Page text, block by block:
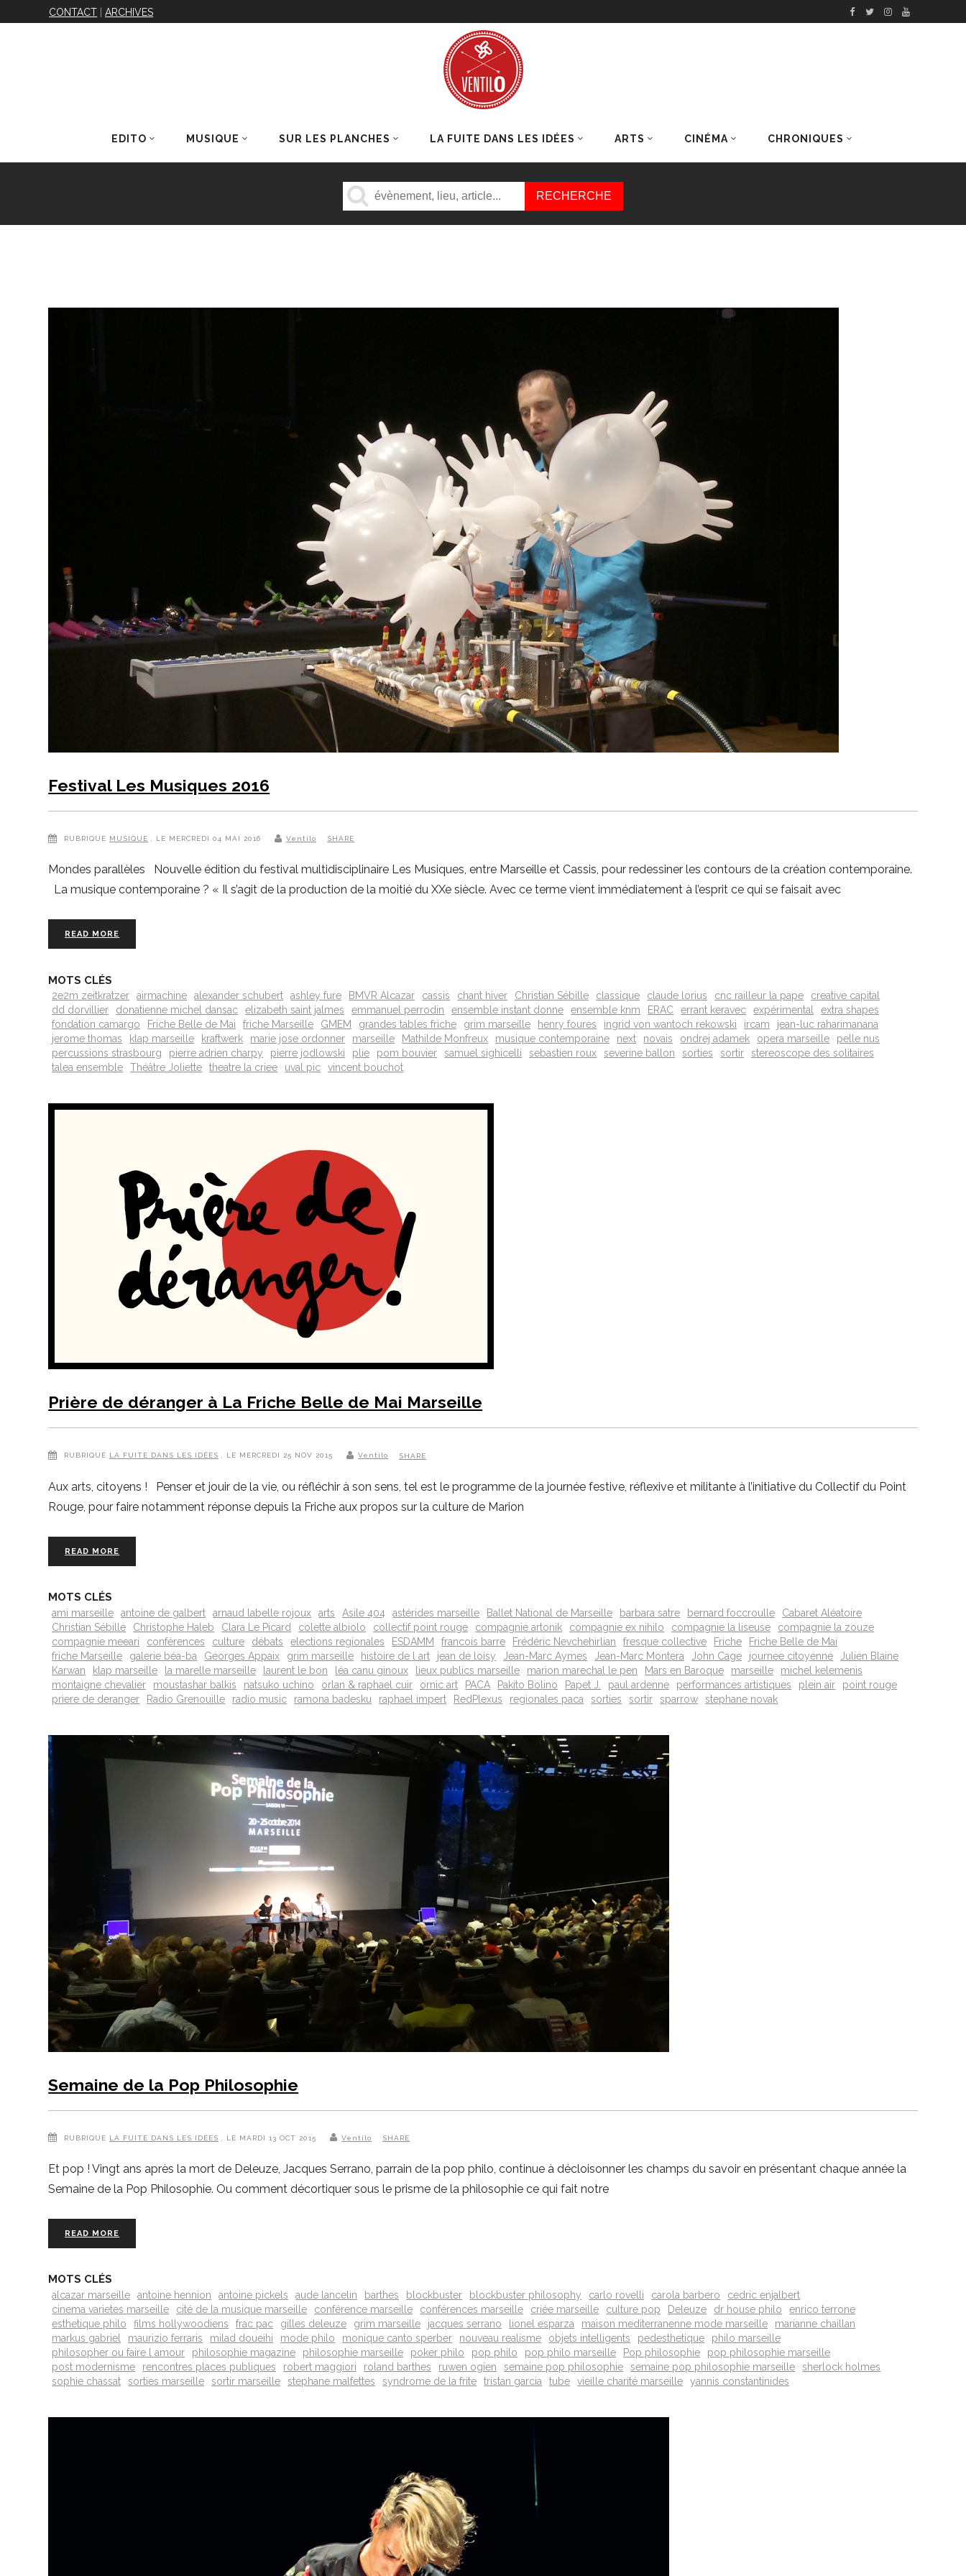
CONTACT |ARCHIVES
EDITO MUSIQUE SUR LES PLANCHES LA FUITE DANS LES IDÉES ARTS CINÉMA CHRONIQUES
DERNIERS ARTICLES
Festival Les Musiques 2016
RUBRIQUE MUSIQUE , LE MERCREDI 04 MAI 2016 Ventilo SHARE
Mondes parallèles Nouvelle édition du festival multidisciplinaire Les Musiques, entre Marseille et Cassis, pour redessiner les contours de la création contemporaine.
La musique contemporaine ? « Il s’agit de la production de la moitié du XXe siècle. Avec ce terme vient immédiatement à l’esprit ce qui se faisait avec
READ MORE
MOTS CLÉS
2e2m zeitkratzer airmachine alexander schubert ashley fure BMVR Alcazar cassis chant hiver Christian Sébille classique claude lorius cnc railleur la pape
creative capital
dd dorvillier
donatienne michel dansac elizabeth saint jalmes emmanuel perrodin ensemble instant donne ensemble knm ERAC errant keravec expérimental
extra shapes
fondation camargo
Friche Belle de Mai friche Marseille GMEM grandes tables friche grim marseille henry foures ingrid von wantoch rekowski ircam
jean-luc raharimanana
jerome thomas
klap marseille kraftwerk marie jose ordonner marseille Mathilde Monfreux musique contemporaine next novais ondrej adamek opera marseille
pelle nus
percussions strasbourg
pierre adrien charpy pierre jodlowski plie pom bouvier samuel sighicelli sebastien roux severine ballon sorties sortir
stereoscope des solitaires
talea ensemble
Théâtre Joliette theatre la criee uval pic vincent bouchot
Prière de déranger à La Friche Belle de Mai Marseille
RUBRIQUE LA FUITE DANS LES IDÉES , LE MERCREDI 25 NOV 2015 Ventilo SHARE
Aux arts, citoyens ! Penser et jouir de la vie, ou réfléchir à son sens, tel est le programme de la journée festive, réflexive et militante à l’initiative du Collectif du Point
Rouge, pour faire notamment réponse depuis la Friche aux propos sur la culture de Marion
READ MORE
MOTS CLÉS
ami marseille antoine de galbert arnaud labelle rojoux arts Asile 404 astérides marseille Ballet National de Marseille barbara satre bernard foccroulle
Cabaret Aléatoire
Christian Sébille
Christophe Haleb Clara Le Picard colette albiolo collectif point rouge compagnie artonik compagnie ex nihilo compagnie la liseuse
compagnie la zouze
compagnie meeari
conférences culture débats elections regionales ESDAMM francois barre Frédéric Nevchehirlian fresque collective Friche
Friche Belle de Mai
friche Marseille
galerie béa-ba Georges Appaix grim marseille histoire de l art jean de loisy Jean-Marc Aymes Jean-Marc Montera John Cage journee citoyenne
Julien Blaine
Karwan
klap marseille la marelle marseille laurent le bon léa canu ginoux lieux publics marseille marion marechal le pen Mars en Baroque marseille
michel kelemenis
montaigne chevalier
moustashar balkis natsuko uchino orlan & raphael cuir ornic art PACA Pakito Bolino Papet J. paul ardenne performances artistiques plein air
point rouge
priere de deranger
Radio Grenouille radio music ramona badesku raphael impert RedPlexus regionales paca sorties sortir sparrow stephane novak
Semaine de la Pop Philosophie
RUBRIQUE LA FUITE DANS LES IDÉES , LE MARDI 13 OCT 2015 Ventilo SHARE
Et pop ! Vingt ans après la mort de Deleuze, Jacques Serrano, parrain de la pop philo, continue à décloisonner les champs du savoir en présentant chaque année la
Semaine de la Pop Philosophie. Ou comment décortiquer sous le prisme de la philosophie ce qui fait notre
READ MORE
MOTS CLÉS
alcazar marseille antoine hennion antoine pickels aude lancelin barthes blockbuster blockbuster philosophy carlo rovelli carola barbero
cedric enjalbert
cinema varietes marseille
cité de la musique marseille conférence marseille conférences marseille criée marseille culture pop Deleuze dr house philo
enrico terrone
esthetique philo
films hollywoodiens frac pac gilles deleuze grim marseille jacques serrano lionel esparza maison mediterranenne mode marseille
marianne chaillan
markus gabriel
maurizio ferraris milad doueihi mode philo monique canto sperber nouveau realisme objets intelligents pedesthetique
philo marseille
philosopher ou faire l amour
philosophie magazine philosophie marseille poker philo pop philo pop philo marseille Pop philosophie
pop philosophie marseille
post modernisme
rencontres places publiques robert maggiori roland barthes ruwen ogien semaine pop philosophie semaine pop philosophie marseille
sherlock holmes
sophie chassat
sorties marseille sortir marseille stephane malfettes syndrome de la frite tristan garcia tube vieille charité marseille yannis constantinides